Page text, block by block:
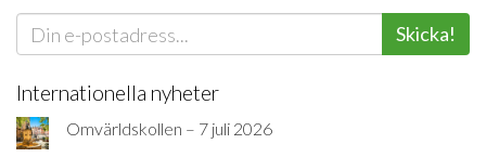
Skicka!
Internationella nyheter
Omvärldskollen – 7 juli 2026